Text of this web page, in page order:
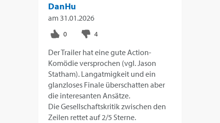
DanHu
am 31.01.2026
Der Trailer hat eine gute Action-
Komödie versprochen (vgl. Jason
Statham). Langatmigkeit und ein
glanzloses Finale überschatten aber
die interesanten Ansätze.
Die Gesellschaftskritik zwischen den
Zeilen rettet auf 2/5 Sterne.